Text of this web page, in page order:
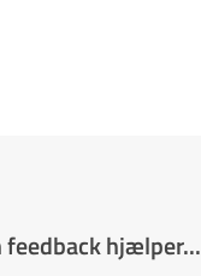
feedback hjælper...